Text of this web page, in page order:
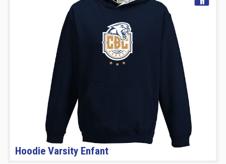
Hoodie Varsity Enfant